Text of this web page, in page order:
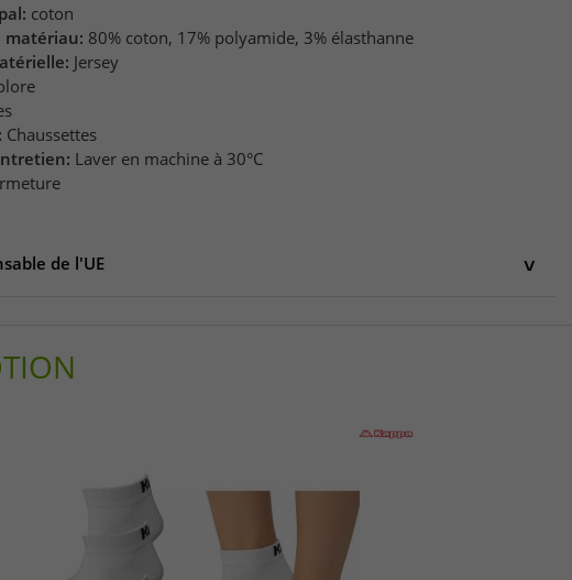
coton
matériau: 80% coton, 17% polyamide, 3% élasthanne
Jersey
Chaussettes
Laver en machine à 30°C
de l'UE
167-169